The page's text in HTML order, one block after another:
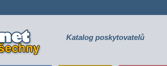
Katalog poskytovatelů